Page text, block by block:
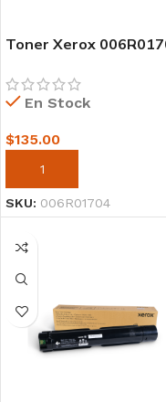
Toner Xerox
En Stock
$135.00
AÑADIR AL CARRITO
SKU: 006R01704